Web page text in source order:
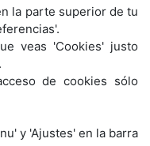
la parte superior de tu
veas 'Cookies' justo
de cookies sólo
y 'Ajustes' en la barra